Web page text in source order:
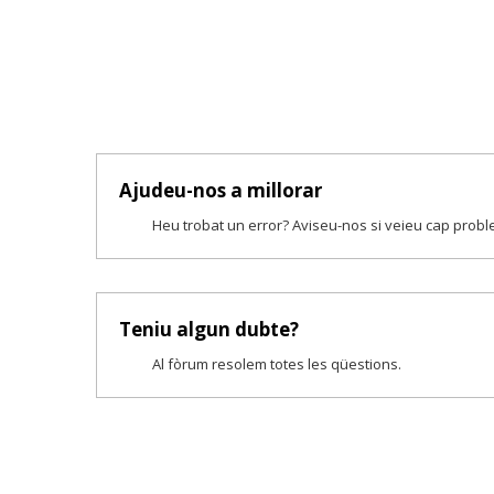
Ajudeu-nos a millorar
Heu trobat un error? Aviseu-nos si veieu cap
Teniu algun dubte?
Al fòrum resolem totes les qüestions.